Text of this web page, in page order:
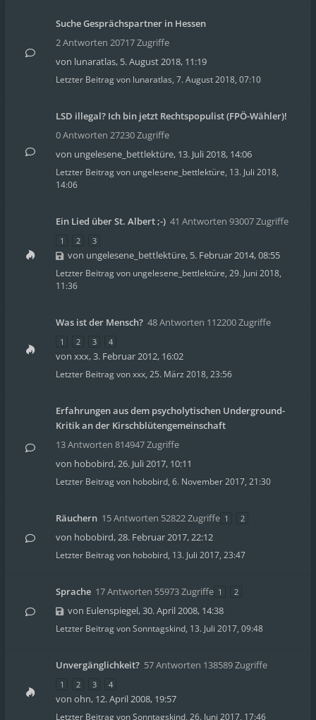
Suche Gesprächspartner in Hessen
2 Antworten 20717 Zugriffe
von lunaratlas, 5. August 2018, 11:19
Letzter Beitrag von lunaratlas, 7. August 2018, 07:10
LSD illegal? Ich bin jetzt Rechtspopulist (FPÖ-Wähler)!
0 Antworten 27230 Zugriffe
von ungelesene_bettlektüre, 13. Juli 2018, 14:06
Letzter Beitrag von ungelesene_bettlektüre, 13. Juli 2018,
14:06
Ein Lied über St. Albert ;-) 41 Antworten 93007 Zugriffe
1 2 3
von ungelesene_bettlektüre, 5. Februar 2014, 08:55
Letzter Beitrag von ungelesene_bettlektüre, 29. Juni 2018,
11:36
Was ist der Mensch? 48 Antworten 112200 Zugriffe
1 2 3 4
von xxx,3. Februar 2012, 16:02
Letzter Beitrag vonxxx, 25. März 2018, 23:56
Erfahrungen aus dem psycholytischen Underground-
Kritik an der Kirschblütengemeinschaft
13 Antworten 814947 Zugriffe
von hobobird,26. Juli 2017, 10:11
Letzter Beitrag von hobobird, 6. November 2017, 21:30
Räuchern 15 Antworten 52822 Zugriffe 1 2
von hobobird,28. Februar 2017, 22:12
Letzter Beitrag von hobobird, 13. Juli 2017, 23:47
Sprache 17 Antworten 55973 Zugriffe 1 2
von Eulenspiegel,30. April 2008, 14:38
Letzter Beitrag vonSonntagskind, 13. Juli 2017, 09:48
Unvergänglichkeit? 57 Antworten 138589 Zugriffe
1 2 3 4
von ohn, 12. April 2008, 19:57
Letzter Beitrag vonSonntagskind, 26. Juni 2017, 17:46